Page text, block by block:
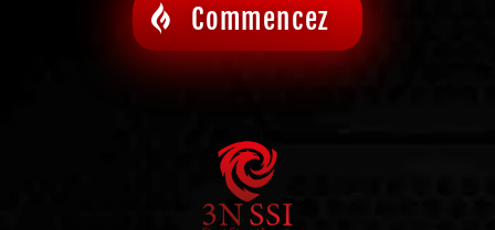
Commencez